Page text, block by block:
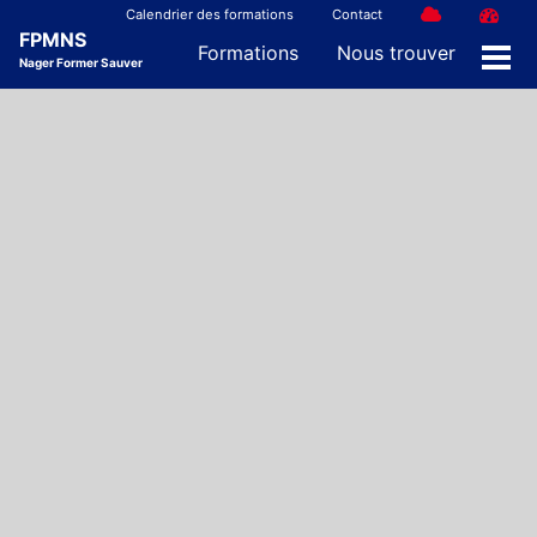
primary
content
footer
Calendrier des formations Contact
FPMNS
Nager Former Sauver Formations Nous trouver